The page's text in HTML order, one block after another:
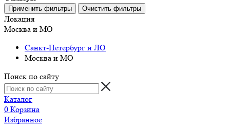
Локация
Москва и МО
Санкт-Петербург и ЛО
Москва и МО
Поиск по сайту
Каталог
0 Корзина
Избранное